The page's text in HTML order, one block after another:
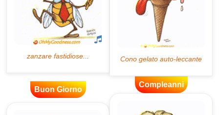
Buon Giorno
Compleanni